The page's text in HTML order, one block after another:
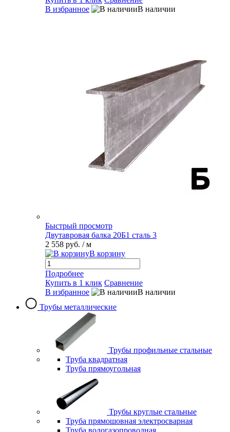
В избранное
В наличии
Быстрый просмотр
Двутавровая балка 20Б1 сталь 3
2 558 руб. / м
В корзину
Подробнее
Купить в 1 клик Сравнение
В избранное
В наличии
Трубы металлические
Трубы профильные стальные
Труба квадратная
Труба прямоугольная
Трубы круглые стальные
Труба прямошовная электросварная
Труба водогазопроводная